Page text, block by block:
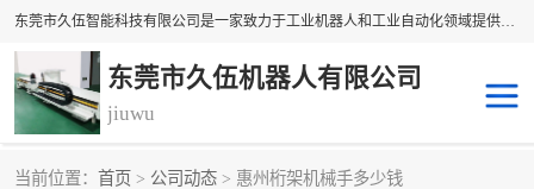
东莞市久伍智能科技有限公司是一家致力于工业机器人和工业自动化领域提供坐标机 械手解决方案的民族品牌企业。 本公司产品包括自动上下料机械手、多轴机械手、直线电机、精密定位滑台、线性滑台、重型模组、地轨等高精密传动组件。公司集设计，研发，制造及销售于一体的高科技企业。 将持续创新，更加专注于线性传动技术与产品研发，为您提供更、精密、可靠的产品与 技术，为中国自动化核心零部件做出贡献。
东莞市久伍机器人有限公司
jiuwu
当前位置： 首页 > 公司动态 > 惠州桁架机械手多少钱